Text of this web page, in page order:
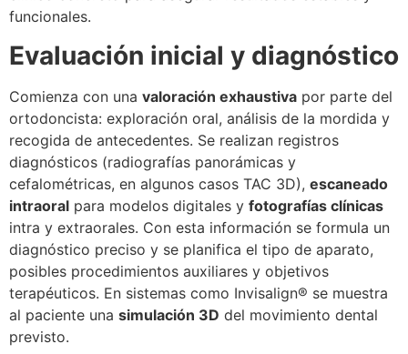
funcionales.
Evaluación inicial y diagnóstico
Comienza con una valoración exhaustiva por parte del
ortodoncista: exploración oral, análisis de la mordida y
recogida de antecedentes. Se realizan registros
diagnósticos (radiografías panorámicas y
cefalométricas, en algunos casos TAC 3D), escaneado
intraoral para modelos digitales y fotografías clínicas
intra y extraorales. Con esta información se formula un
diagnóstico preciso y se planifica el tipo de aparato,
posibles procedimientos auxiliares y objetivos
terapéuticos. En sistemas como Invisalign® se muestra
al paciente una simulación 3D del movimiento dental
previsto.